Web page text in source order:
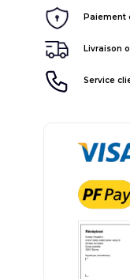
Paiement
Livraison
Service